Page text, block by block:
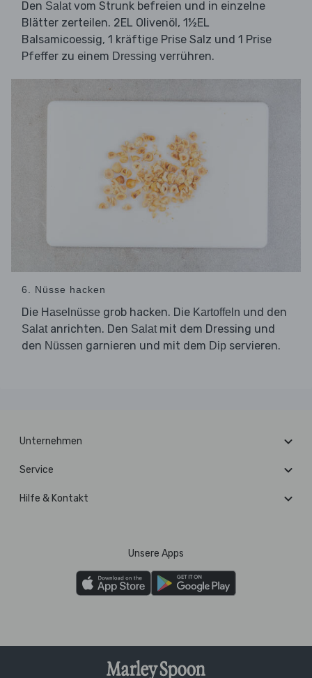
Den Salatvom Strunk befreien und in einzelne
Blätter zerteilen. 2EL Olivenöl, 1½EL
Balsamicoessig, 1 kräftige Prise Salz und 1 Prise
Pfeffer zu einem Dressing verrühren.
6. Nüsse hacken
Die Haselnüsse grob hacken. Die Kartoffeln und den
Salatanrichten. Den Salatmit dem Dressing und
den Nüssen garnieren und mit dem Dip servieren.
Unternehmen
Service
Hilfe & Kontakt
Unsere Apps